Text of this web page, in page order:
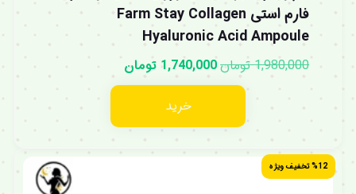
فارم استی Farm Stay Collagen
Hyaluronic Acid Ampoule
1,980,000 تومان1,740,000 تومان
خرید
%12 تخفیف ویژه